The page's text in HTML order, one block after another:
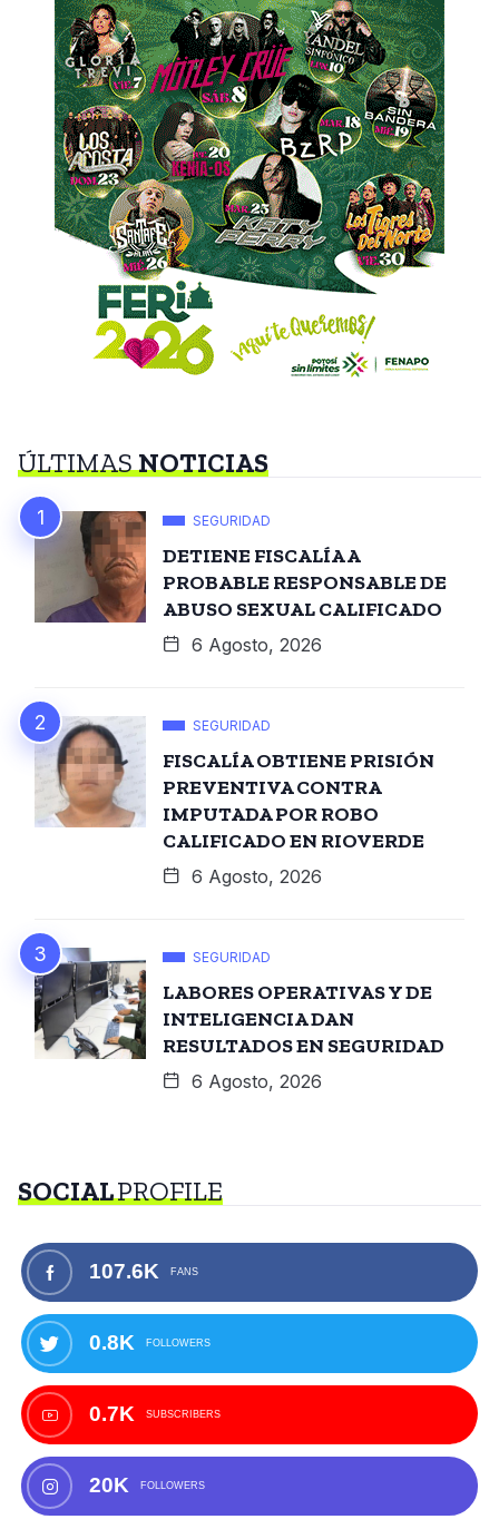
ÚLTIMASNOTICIAS
SEGURIDAD
DETIENE FISCALÍA A
PROBABLE RESPONSABLE DE
ABUSO SEXUAL CALIFICADO
6 Agosto, 2026
SEGURIDAD
FISCALÍA OBTIENE PRISIÓN
PREVENTIVA CONTRA
IMPUTADA POR ROBO
CALIFICADO EN RIOVERDE
6 Agosto, 2026
SEGURIDAD
LABORES OPERATIVAS Y DE
INTELIGENCIA DAN
RESULTADOS EN SEGURIDAD
6 Agosto, 2026
SOCIALPROFILE
107.6K FANS
0.8K FOLLOWERS
0.7K SUBSCRIBERS
20K FOLLOWERS